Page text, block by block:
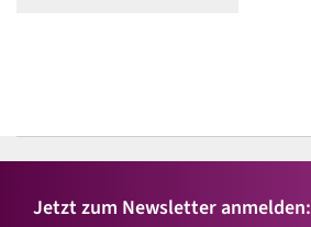
Jetzt zum Newsletter anmelden: